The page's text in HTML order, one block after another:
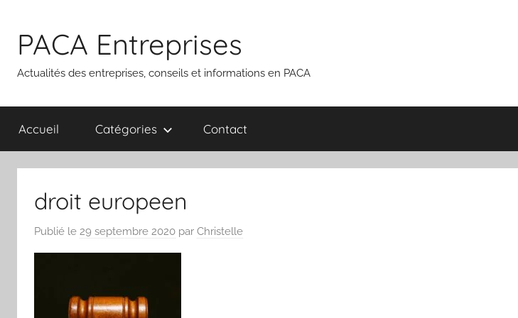
contenu
PACA Entreprises
Actualités des entreprises, conseils et informations en PACA
Accueil Catégories Contact
droit europeen
Publié le 29 septembre 2020 par Christelle